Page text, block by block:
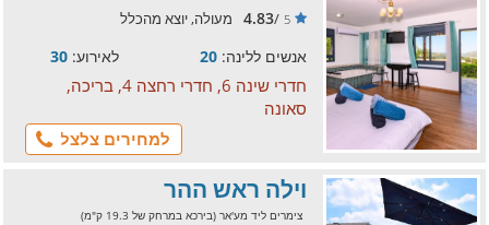
5
/
4.83 מעולה, יוצא מהכלל
אנשים ללינה: 20 לאירוע: 30
חדרי שינה 6, חדרי רחצה 4, בריכה,
סאונה
למחירים צלצל
וילה ראש ההר
צימרים ליד מע'אר (בירכא במרחק של 19.3 ק"מ)